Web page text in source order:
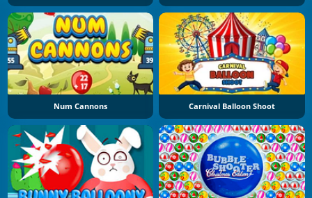
Num Cannons Carnival Balloon Shoot